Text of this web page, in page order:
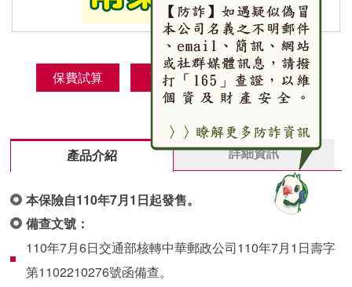
保費試算 商品DM 預約投保
產品介紹 詳細資訊
本保險自110年7月1日起發售。
備查文號：
110年7月6日交通部核轉中華郵政公司110年7月1日壽字
第1102210276號函備查。